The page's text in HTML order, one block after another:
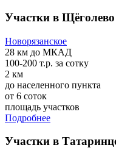
Участки в Щёголево
Новорязанское
28 км до МКАД
100-200 т.р. за сотку
2 км
до населенного пункта
от 6 соток
площадь участков
Подробнее
Участки в